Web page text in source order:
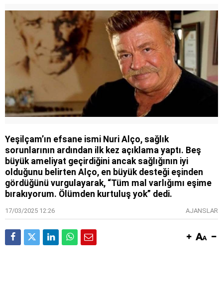
Yeşilçam’ın efsane ismi Nuri Alço, sağlık
sorunlarının ardından ilk kez açıklama yaptı. Beş
büyük ameliyat geçirdiğini ancak sağlığının iyi
olduğunu belirten Alço, en büyük desteği eşinden
gördüğünü vurgulayarak, “Tüm mal varlığımı eşime
bırakıyorum. Ölümden kurtuluş yok” dedi.
17/03/2025 12:26 AJANSLAR